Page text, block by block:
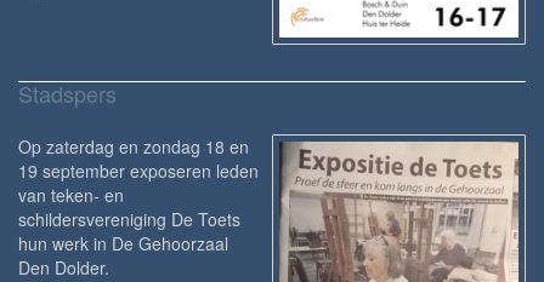
Stadspers
Op zaterdag en zondag 18 en
19 september exposeren leden
van teken- en
schildersvereniging De Toets
hun werk in De Gehoorzaal
Den Dolder.